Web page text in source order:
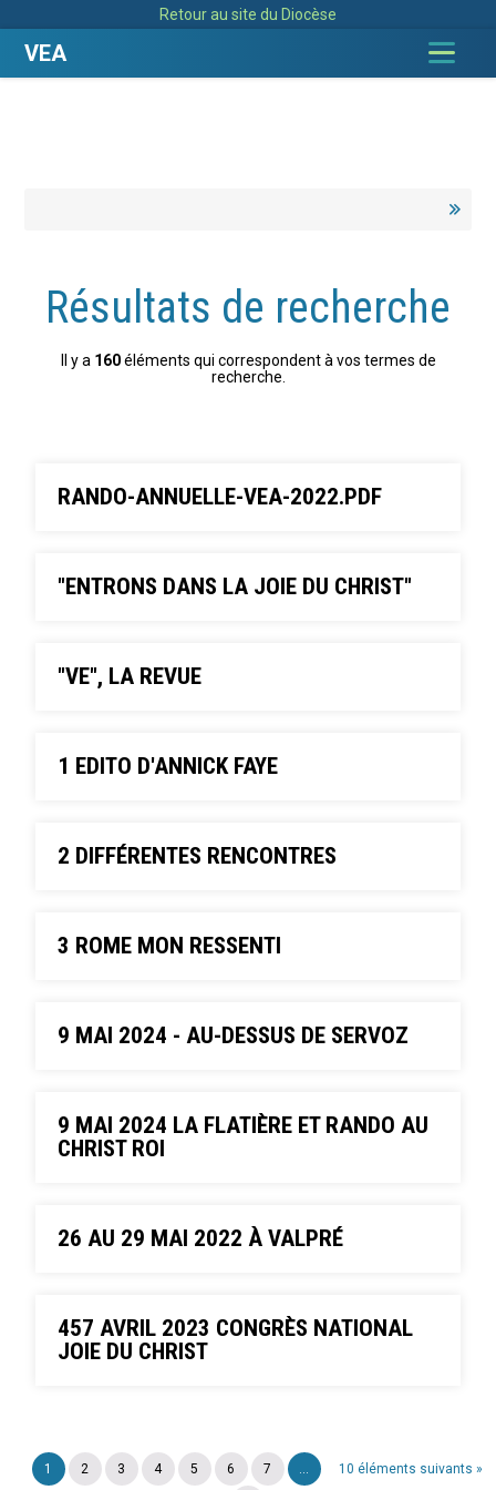
contenu.
la
Retour au site du Diocèse
VEA
Résultats de recherche
Il y a 160éléments qui correspondent à vos termes de
recherche.
RANDO-ANNUELLE-VEA-2022.PDF
"ENTRONS DANS LA JOIE DU CHRIST"
"VE", LA REVUE
1 EDITO D'ANNICK FAYE
2 DIFFÉRENTES RENCONTRES
3 ROME MON RESSENTI
9 MAI 2024 - AU-DESSUS DE SERVOZ
9 MAI 2024 LA FLATIÈRE ET RANDO AU
CHRIST ROI
26 AU 29 MAI 2022 À VALPRÉ
457 AVRIL 2023 CONGRÈS NATIONAL
JOIE DU CHRIST
10 éléments suivants »
1 2 3 4 5 6 7 ...